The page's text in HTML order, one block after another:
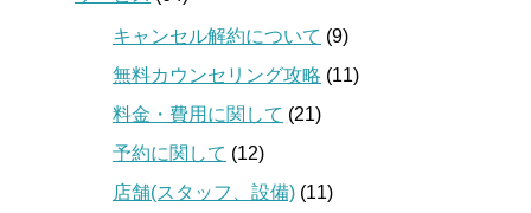
キャンセル解約について (9)
無料カウンセリング攻略 (11)
料金・費用に関して (21)
予約に関して (12)
店舗(スタッフ、設備) (11)